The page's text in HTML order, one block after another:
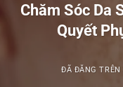
Chăm Sóc Da
Quyết
ĐÃ ĐĂNG TRÊN